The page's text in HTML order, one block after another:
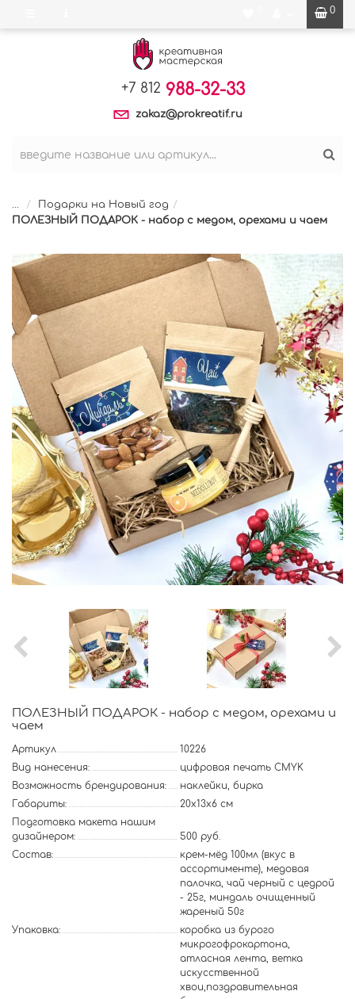
0
+7 812 988-32-33
zakaz@prokreatif.ru
...
Подарки на Новый год
ПОЛЕЗНЫЙ ПОДАРОК - набор с медом, орехами и чаем
ПОЛЕЗНЫЙ ПОДАРОК - набор с медом, орехами и
чаем
Артикул
10226
Вид нанесения:
цифровая печать CMYK
Возможность брендирования:
наклейки, бирка
Габариты:
20х13х6 см
Подготовка макета нашим
дизайнером:
500 руб.
Состав:
крем-мёд 100мл (вкус в
ассортименте), медовая
палочка, чай черный с цедрой
- 25г, миндаль очищенный
жареный 50г
Упаковка:
коробка из бурого
микрогофрокартона,
атласная лента, ветка
искусственной
хвои,поздравительная